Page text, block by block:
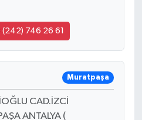
(242) 746 26 61
Muratpaşa
CAD.İZCİ
ANTALYA (